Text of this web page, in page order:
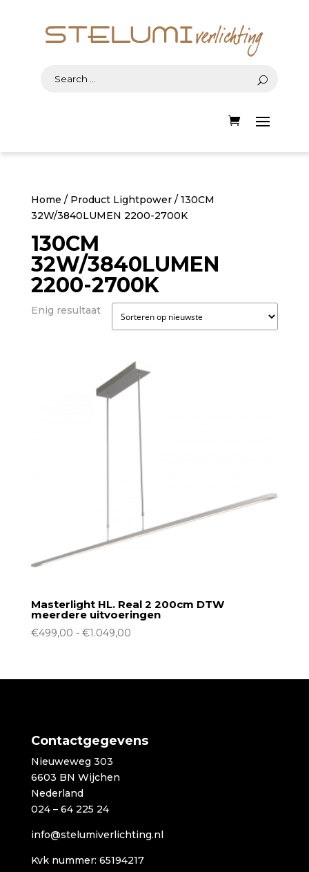
Home / Product Lightpower / 130CM
32W/3840LUMEN 2200-2700K
130CM
32W/3840LUMEN
2200-2700K
Enig resultaat
Masterlight HL. Real 2 200cm DTW
meerdere uitvoeringen
€499,00 - €1.049,00Prijsklasse:
€1.049,00
Contactgegevens
Nieuweweg 303
6603 BN Wijchen
Nederland
024 – 64 225 24
info@stelumiverlichting.nl
Kvk nummer: 65194217